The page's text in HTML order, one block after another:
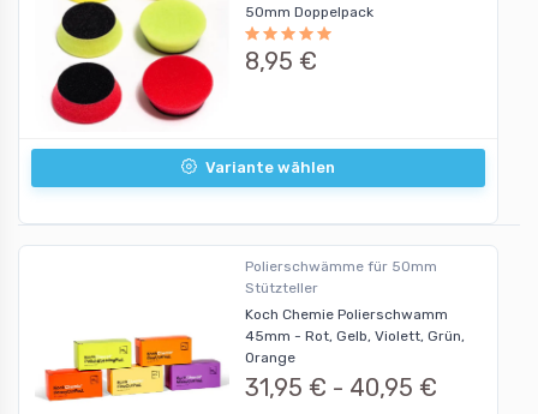
50mm Doppelpack
8,95 €
Variante wählen
Polierschwämme für 50mm
Stützteller
Koch Chemie Polierschwamm
45mm - Rot, Gelb, Violett, Grün,
Orange
31,95 € - 40,95 €